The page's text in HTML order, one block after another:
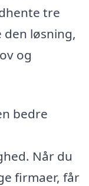
tre
løsning,
og
bedre
Når du
firmaer, får